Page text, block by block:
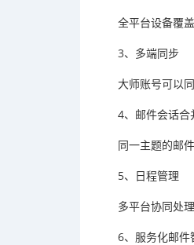
全平台设备覆
3、多端同步
大师账号可以
4、邮件会话合
同一主题的邮
5、日程管理
多平台协同处理
6、服务化邮件